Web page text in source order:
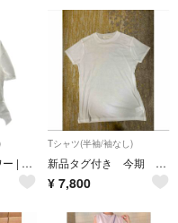
Drawer / ドゥロワー | ペプラム フリル Tシャツ | 1 | ホワイト | レディース
Tシャツ(半袖/袖なし)
新品タグ付き 今期 ユナイテッドアローズ イウエン マトフ シアーTシャツM
¥ 7,800